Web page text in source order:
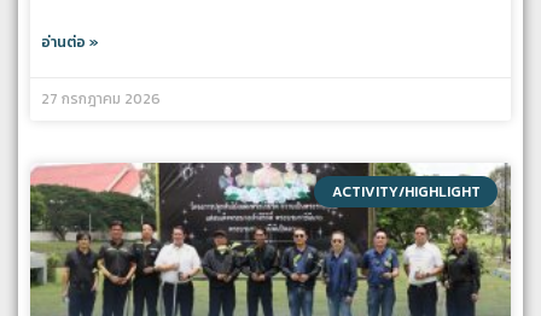
อ่านต่อ »
27 กรกฎาคม 2026
ACTIVITY/HIGHLIGHT